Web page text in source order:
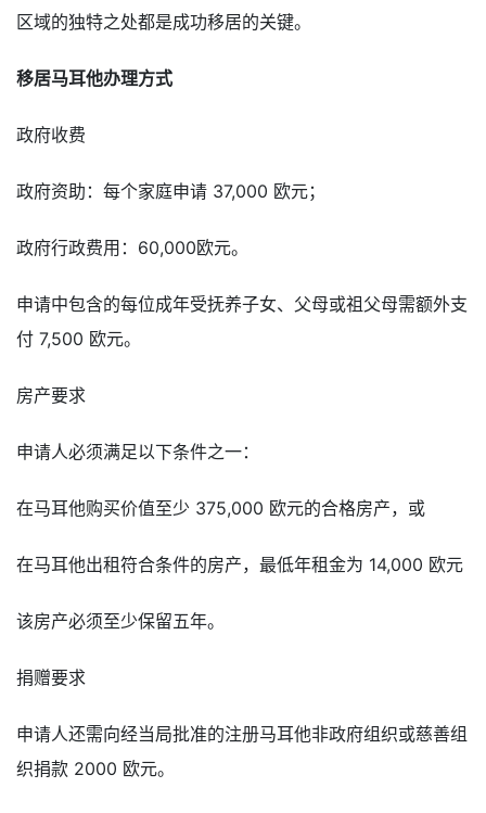
区域的独特之处都是成功移居的关键。
移居马耳他办理方式
政府收费
政府资助：每个家庭申请 37,000 欧元；
政府行政费用：60,000欧元。
申请中包含的每位成年受抚养子女、父母或祖父母需额外支
付 7,500 欧元。
房产要求
申请人必须满足以下条件之一：
在马耳他购买价值至少 375,000 欧元的合格房产，或
在马耳他出租符合条件的房产，最低年租金为 14,000 欧元
该房产必须至少保留五年。
捐赠要求
申请人还需向经当局批准的注册马耳他非政府组织或慈善组
织捐款 2000 欧元。